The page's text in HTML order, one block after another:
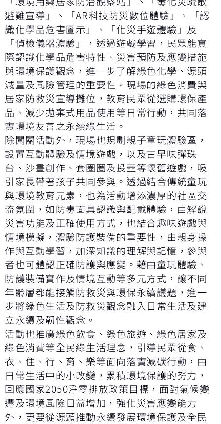
避難宣導」、「AR科技防災數位體驗」、「認
識化學品危害圖示」、「化災手遊體驗」及
「偵檢儀器體驗」，透過遊戲學習，民眾能實
際認識化學品危害特性、災害預防及應變措施
與環境保護觀念，進一步了解綠色化學、源頭
減量及風險管理的重要性。現場的綠色消費與
居家防救災宣導攤位，教育民眾從選購環保產
品、減少拋棄式用品使用等日常行動，共同落
實環境友善之永續綠生活。
除闖關活動外，現場也規劃親子童玩體驗區，
設置互動體驗及情境遊戲，以及古早味彈珠
台、沙畫創作、套圈圈及投壺等懷舊遊戲，吸
引家長帶著孩子共同參與。透過結合傳統童玩
與環境教育元素，也為活動增添濃厚的社區交
流氛圍，如防毒面具認識與配戴體驗，由解說
災害功能及正確使用方式，也結合趣味遊戲與
情境模擬，體驗防護裝備的重要性，由親身操
作與互動學習，加深知識的理解與記憶，參與
者也可體認正確防護與應變。藉由童玩體驗、
防護裝備實作及情境互動等多元方式，讓不同
年齡層都能接觸防救災與環保永續議題，進一
步將綠色生活及防救災觀念融入日常生活及建
立永續及韌性觀念。
活動也推廣綠色飲食、綠色旅遊、綠色居家及
綠色消費等全民綠生活理念，引導民眾從食、
衣、住、行、育、樂等面向落實減碳行動，由
日常生活中的小改變，累積環境保護的努力，
回應國家2050淨零排放政策目標，面對氣候變
遷及環境風險日益增加，強化災害應變能力
外，更要從源頭推動永續發展環境保護及全民